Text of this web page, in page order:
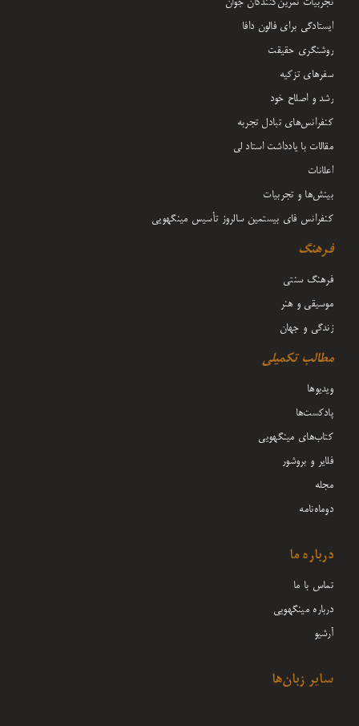
ایستادگی برای فالون دافا
روشنگری حقیقت
سفرهای تزکیه
رشد و اصلاح خود
کنفرانس‌های تبادل تجربه
مقالات با یادداشت‌ استاد لی
اعلانات
بینش‌ها و تجربیات
کنفرانس فای بیستمین سالروز تأسیس مینگهویی
فرهنگ
فرهنگ سنتی
موسیقی و هنر
زندگی و جهان
مطالب تکمیلی
ویدیوها
پادکست‌ها
کتاب‌های مینگهویی
فلایر و بروشور
مجله
دوماه‌نامه
درباره ما
تماس با ما
درباره مینگهویی
آرشیو
سایر زبان‌ها